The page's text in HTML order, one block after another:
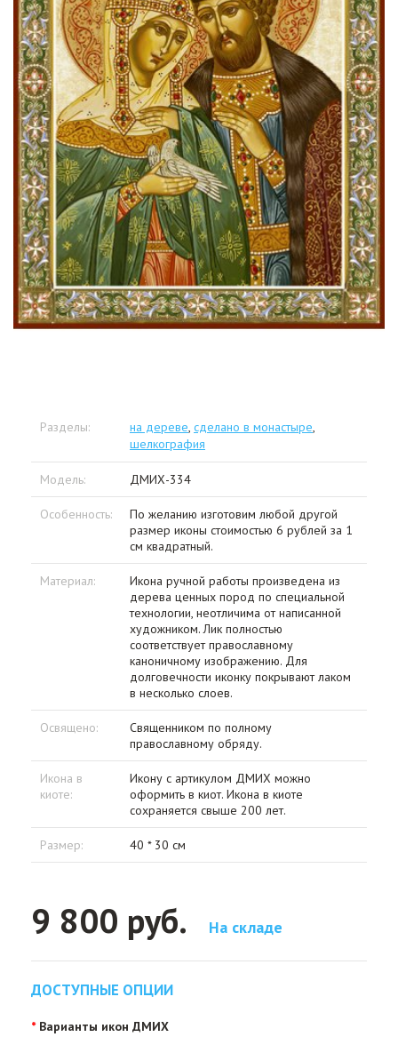
Разделы: на дереве, сделано в монастыре,
шелкография
Модель: ДМИХ-334
Особенность:
По желанию изготовим любой другой
размер иконы стоимостью 6 рублей за 1
см квадратный.
Материал:
Икона ручной работы произведена из
дерева ценных пород по специальной
технологии, неотличима от написанной
художником. Лик полностью
соответствует православному
каноничному изображению. Для
долговечности иконку покрывают лаком
в несколько слоев.
Освящено:
Священником по полному
православному обряду.
Икона в
киоте:
Икону с артикулом ДМИХ можно
оформить в киот. Икона в киоте
сохраняется свыше 200 лет.
Размер: 40 * 30 см
9 800 руб. На складе
ДОСТУПНЫЕ ОПЦИИ
Варианты икон ДМИХ